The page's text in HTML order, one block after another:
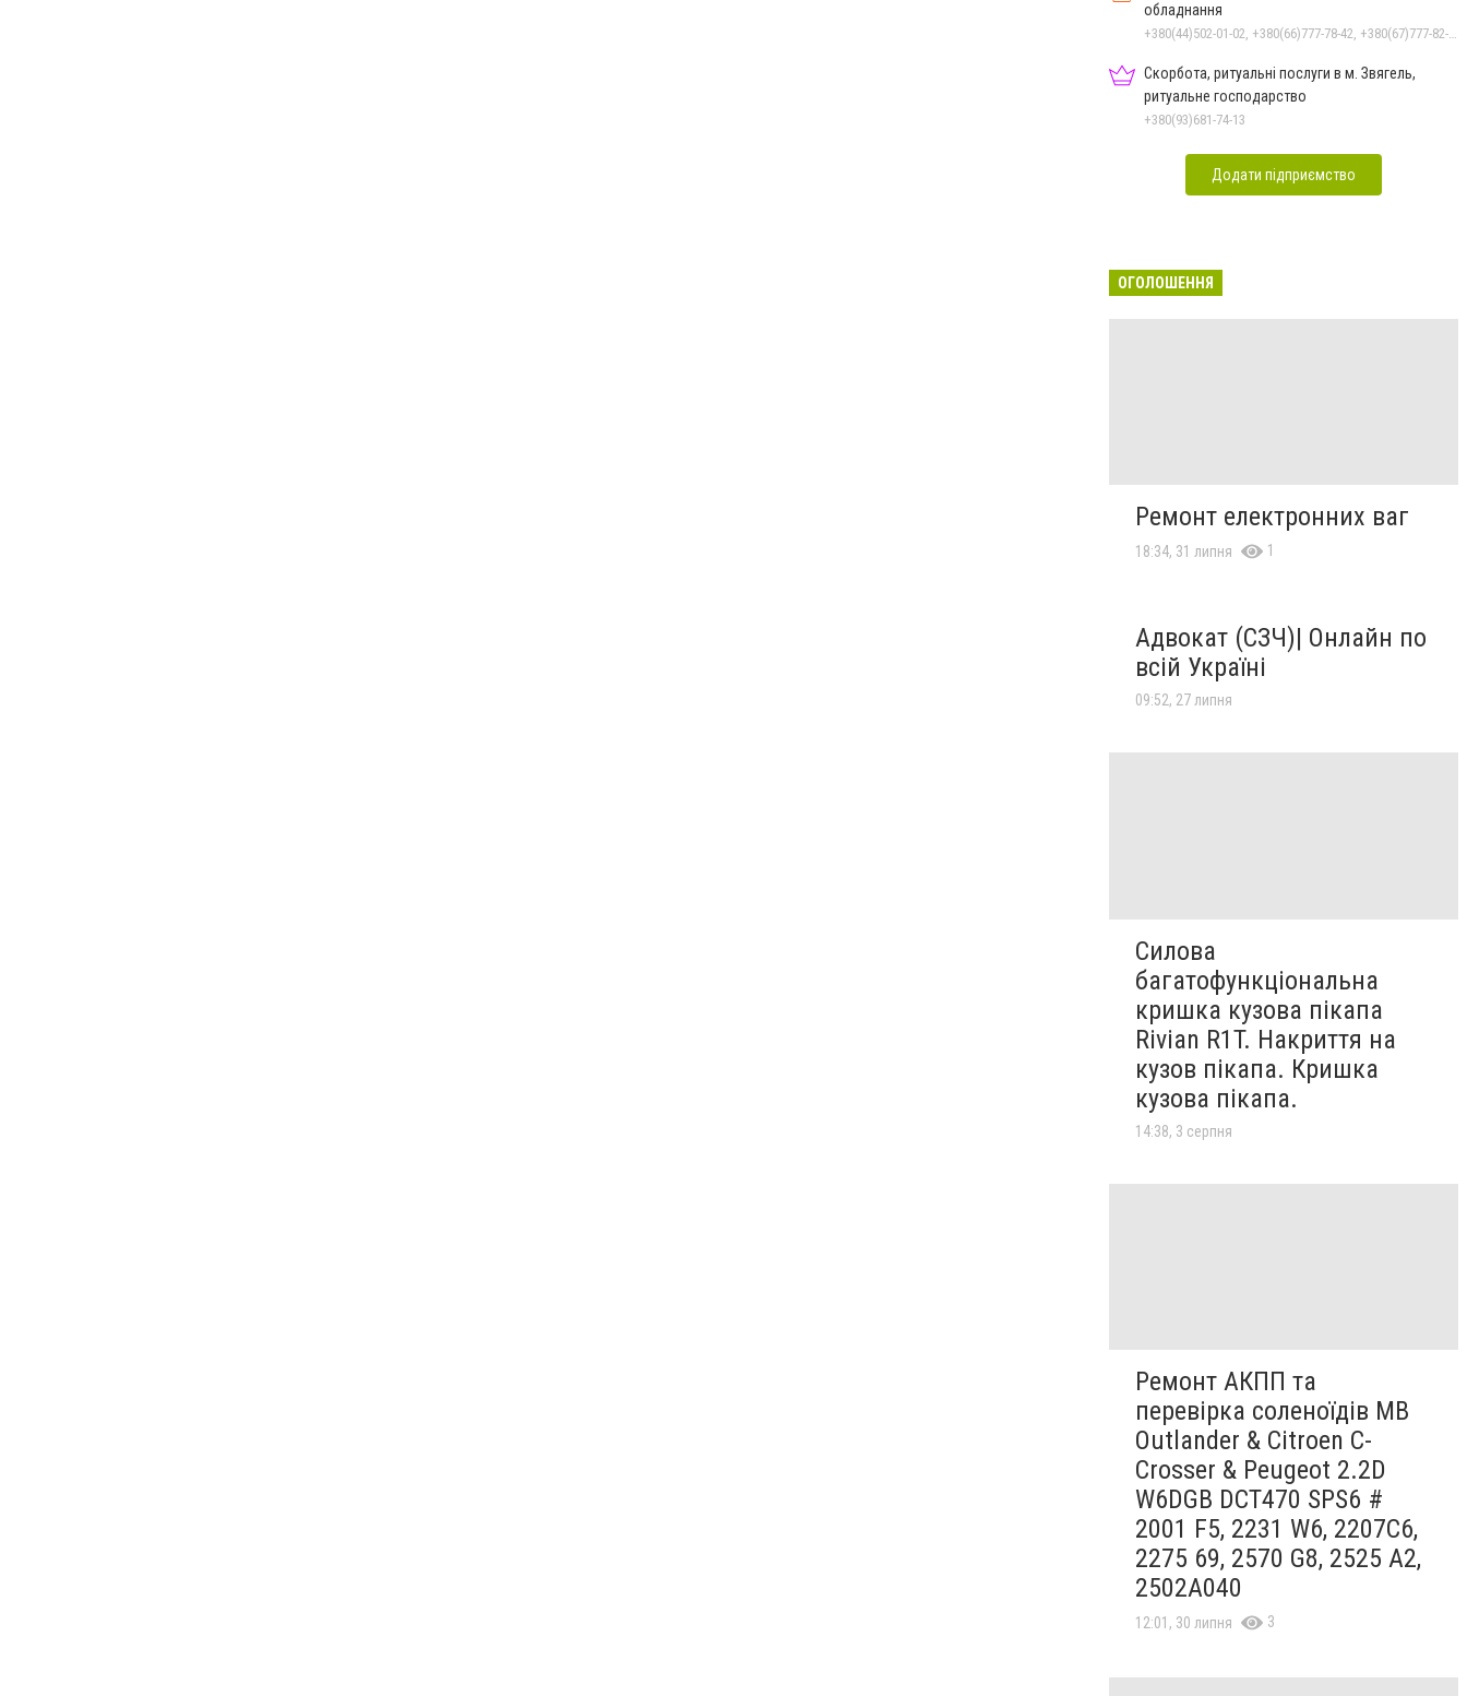
обладнання
+380(44)502-01-02, +380(66)777-78-42, +380(67)777-82-19, +380(67)890-80-80, +380(73)890-80-80, +380(44)502-01-03
Скорбота, ритуальні послуги в м. Звягель,
ритуальне господарство
+380(93)681-74-13
Додати підприємство
ОГОЛОШЕННЯ
Ремонт електронних ваг
18:34, 31 липня 1
Адвокат (СЗЧ)| Онлайн по
всій Україні
09:52, 27 липня
Силова
багатофункціональна
кришка кузова пікапа
Rivian R1T. Накриття на
кузов пікапа. Кришка
кузова пікапа.
14:38, 3 серпня
Ремонт АКПП та
перевірка соленоїдів MB
Outlander & Citroen C-
Crosser & Peugeot 2.2D
W6DGB DCT470 SPS6 #
2001 F5, 2231 W6, 2207C6,
2275 69, 2570 G8, 2525 A2,
2502A040
12:01, 30 липня 3